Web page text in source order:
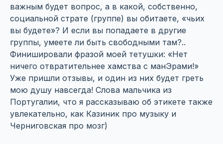
важным будет вопрос, а в какой, собственно,
социальной страте (группе) вы обитаете, «чьих
вы будете»? И если вы попадаете в другие
группы, умеете ли быть свободными там?..
Финишировали фразой моей тетушки: «Нет
ничего отвратительнее хамства с манЭрами!»
Уже пришли отзывы, и один из них будет греть
мою душу навсегда! Слова мальчика из
Португалии, что я рассказываю об этикете также
увлекательно, как Казиник про музыку и
Черниговская про мозг)